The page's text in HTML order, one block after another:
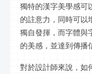
獨特的漢字美學感可
的註意力，同時可以
獨自發揮，而字體與
的美感，並達到傳播
對於設計師來說，如